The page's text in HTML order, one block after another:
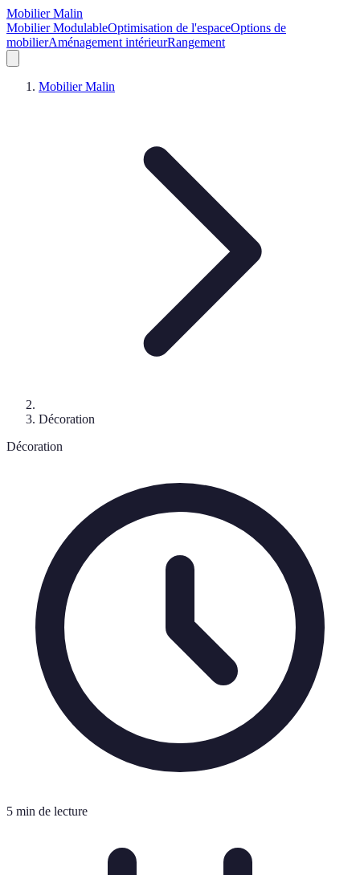
Mobilier Malin
Mobilier ModulableOptimisation de l'espaceOptions de
mobilierAménagement intérieurRangement
Mobilier Malin
Décoration
Décoration
5 min de lecture